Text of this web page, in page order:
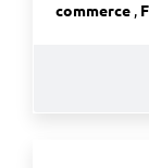
commerce ,